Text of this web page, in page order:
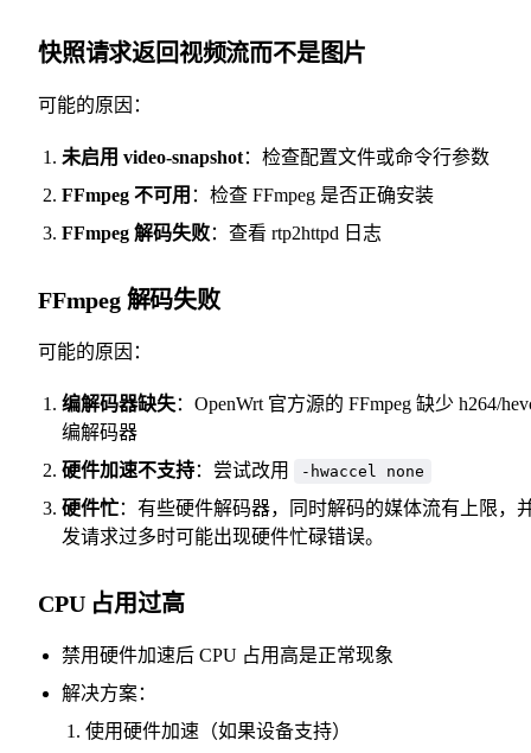
快照请求返回视频流而不是图片
可能的原因：
未启用 video-snapshot：检查配置文件或命令行参数
FFmpeg 不可用 ：检查 FFmpeg 是否正确安装
FFmpeg 解码失败：查看 rtp2httpd 日志
FFmpeg 解码失败
可能的原因：
编解码器缺失：OpenWrt 官方源的 FFmpeg 缺少 h264/
编解码器
硬件加速不支持：尝试改用 -hwaccel none
硬件忙：有些硬件解码器，同时解码的媒体流有上限，
发请求过多时可能出现硬件忙碌错误。
CPU 占用过高
禁用硬件加速后 CPU 占用高是正常现象
解决方案：
使用硬件加速（如果设备支持）